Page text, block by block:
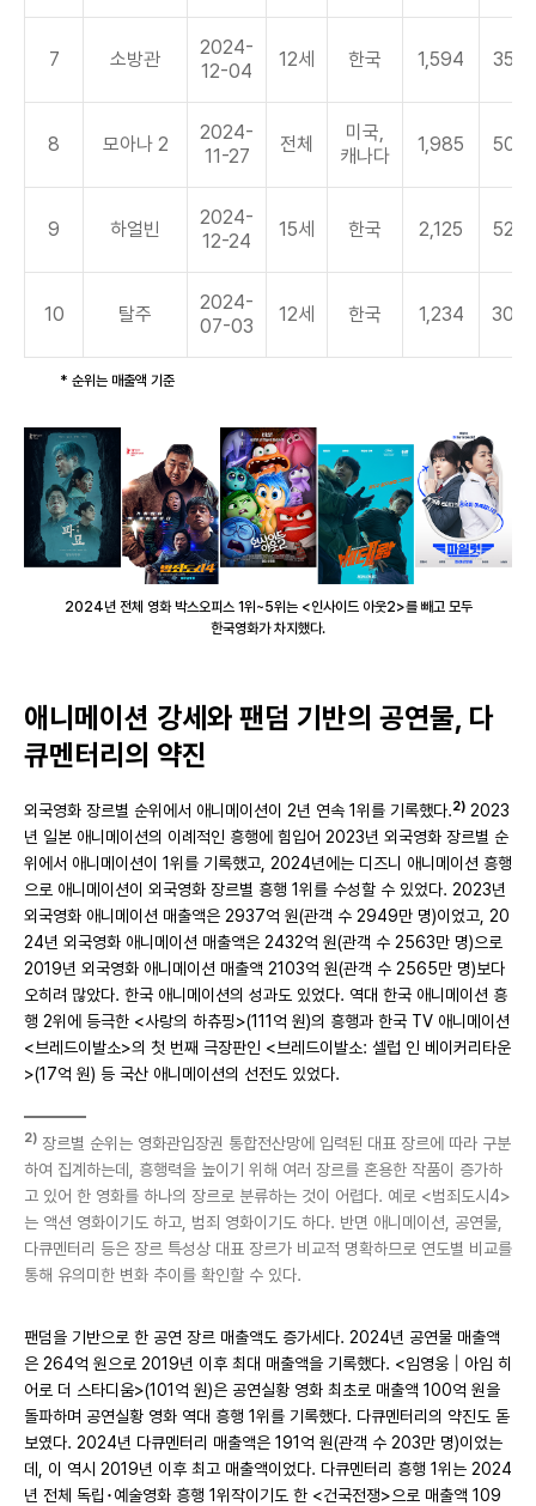
7 소방관
2024-
12-04
12세 한국 1,594
8 모아나 2
2024-
11-27
전체
미국,
캐나다
1,985
9 하얼빈
2024-
12-24
15세 한국 2,125
10 탈주
2024-
07-03
12세 한국 1,234
* 순위는 매출액 기준
2024년 전체 영화 박스오피스 1위~5위는 <인사이드 아웃2>를 빼고 모두
한국영화가 차지했다.
애니메이션 강세와 팬덤 기반의 공연물, 다
큐멘터리의 약진
외국영화 장르별 순위에서 애니메이션이 2년 연속 1위를 기록했다.2) 2023
년 일본 애니메이션의 이례적인 흥행에 힘입어 2023년 외국영화 장르별 순
위에서 애니메이션이 1위를 기록했고, 2024년에는 디즈니 애니메이션 흥행
으로 애니메이션이 외국영화 장르별 흥행 1위를 수성할 수 있었다. 2023년
외국영화 애니메이션 매출액은 2937억 원(관객 수 2949만 명)이었고, 20
24년 외국영화 애니메이션 매출액은 2432억 원(관객 수 2563만 명)으로
2019년 외국영화 애니메이션 매출액 2103억 원(관객 수 2565만 명)보다
오히려 많았다. 한국 애니메이션의 성과도 있었다. 역대 한국 애니메이션 흥
행 2위에 등극한 <사랑의 하츄핑>(111억 원)의 흥행과 한국 TV 애니메이션
<브레드이발소>의 첫 번째 극장판인 <브레드이발소: 셀럽 인 베이커리타운
>(17억 원) 등 국산 애니메이션의 선전도 있었다.
2) 장르별 순위는 영화관입장권 통합전산망에 입력된 대표 장르에 따라 구분
하여 집계하는데, 흥행력을 높이기 위해 여러 장르를 혼용한 작품이 증가하
고 있어 한 영화를 하나의 장르로 분류하는 것이 어렵다. 예로 <범죄도시4>
는 액션 영화이기도 하고, 범죄 영화이기도 하다. 반면 애니메이션, 공연물,
다큐멘터리 등은 장르 특성상 대표 장르가 비교적 명확하므로 연도별 비교를
통해 유의미한 변화 추이를 확인할 수 있다.
팬덤을 기반으로 한 공연 장르 매출액도 증가세다. 2024년 공연물 매출액
은 264억 원으로 2019년 이후 최대 매출액을 기록했다. <임영웅│아임 히
어로 더 스타디움>(101억 원)은 공연실황 영화 최초로 매출액 100억 원을
돌파하며 공연실황 영화 역대 흥행 1위를 기록했다. 다큐멘터리의 약진도 돋
보였다. 2024년 다큐멘터리 매출액은 191억 원(관객 수 203만 명)이었는
데, 이 역시 2019년 이후 최고 매출액이었다. 다큐멘터리 흥행 1위는 2024
년 전체 독립･예술영화 흥행 1위작이기도 한 <건국전쟁>으로 매출액 109